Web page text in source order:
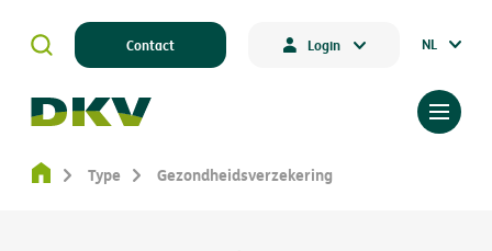
Contact Login NL
Type Gezondheidsverzekering